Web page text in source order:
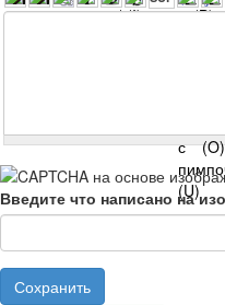
Введите что написано на
Сохранить